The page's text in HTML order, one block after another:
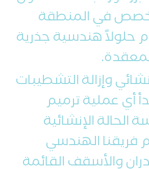
في المنطقة
حلولاً هندسية جذرية
وإزالة التشطيبات
أي عملية ترميم
الحالة الإنشائية
فريقنا الهندسي
والأسقف القائمة